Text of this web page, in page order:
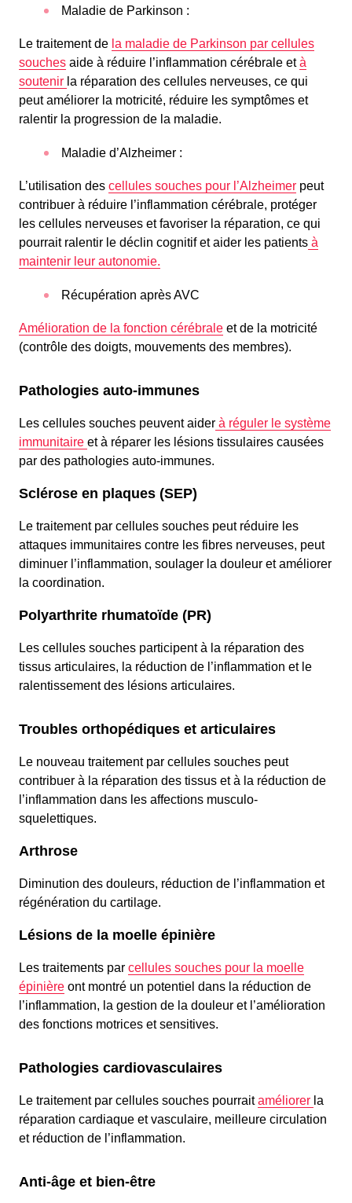
Maladie de Parkinson :
Le traitement de la maladie de Parkinson par cellules
souches aide à réduire l’inflammation cérébrale età
soutenir la réparation des cellules nerveuses, ce qui
peut améliorer la motricité, réduire les symptômes et
ralentir la progression de la maladie.
Maladie d’Alzheimer :
L’utilisation des cellules souches pour l’Alzheimer peut
contribuer à réduire l’inflammation cérébrale, protéger
les cellules nerveuses et favoriser la réparation, ce qui
pourrait ralentir le déclin cognitif et aider les patients à
maintenir leur autonomie.
Récupération après AVC
Amélioration de la fonction cérébrale et de la motricité
(contrôle des doigts, mouvements des membres).
Pathologies auto-immunes
Les cellules souches peuvent aider à réguler le système
immunitaire et à réparer les lésions tissulaires causées
par des pathologies auto-immunes.
Sclérose en plaques (SEP)
Le traitement par cellules souches peut réduire les
attaques immunitaires contre les fibres nerveuses, peut
diminuer l’inflammation, soulager la douleur et améliorer
la coordination.
Polyarthrite rhumatoïde (PR)
Les cellules souches participent à la réparation des
tissus articulaires, la réduction de l’inflammation et le
ralentissement des lésions articulaires.
Troubles orthopédiques et articulaires
Le nouveau traitement par cellules souches peut
contribuer à la réparation des tissus et à la réduction de
l’inflammation dans les affections musculo-
squelettiques.
Arthrose
Diminution des douleurs, réduction de l’inflammation et
régénération du cartilage.
Lésions de la moelle épinière
Les traitements par cellules souches pour la moelle
épinière ont montré un potentiel dans la réduction de
l’inflammation, la gestion de la douleur et l’amélioration
des fonctions motrices et sensitives.
Pathologies cardiovasculaires
Le traitement par cellules souches pourraitaméliorer la
réparation cardiaque et vasculaire, meilleure circulation
et réduction de l’inflammation.
Anti-âge et bien-être